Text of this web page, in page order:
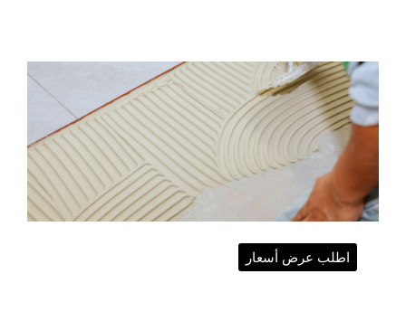
اطلب عرض أسعار